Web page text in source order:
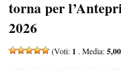
torna per
2026
(Voti: 1 . Media: 5,00